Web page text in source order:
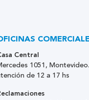
Central
1051,
de 12 a 17 hs